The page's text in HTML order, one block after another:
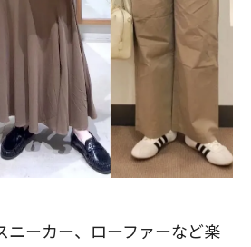
ニーカー、ローファーなど楽